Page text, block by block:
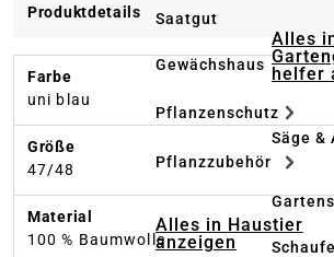
Saatgut
Gewächshaus
Pflanzenschutz
Pflanzzubehör
Alles in Haustier
anzeigen
Alles
helfer
Säge &
Produktdetails
Farbe
uni blau
Größe
47/48
Material
100 % Baumwolle